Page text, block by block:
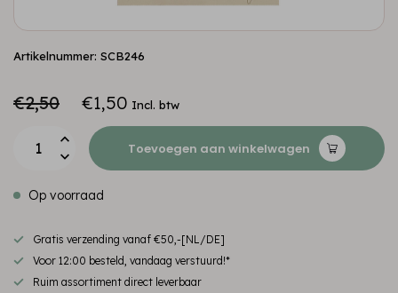
Artikelnummer: SCB246
€2,50 €1,50 Incl. btw
Toevoegen aan winkelwagen
Op voorraad
Gratis verzending vanaf €50,-[NL/DE]
Voor 12:00 besteld, vandaag verstuurd!*
Ruim assortiment direct leverbaar